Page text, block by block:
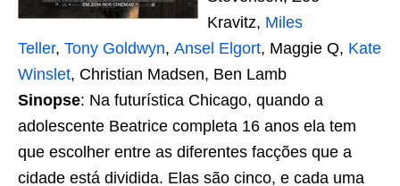
Kravitz, Miles
Teller, Tony Goldwyn, Ansel Elgort, Maggie Q, Kate
Winslet, Christian Madsen, Ben Lamb
Sinopse: Na futurística Chicago, quando a
adolescente Beatrice completa 16 anos ela tem
que escolher entre as diferentes facções que a
cidade está dividida. Elas são cinco, e cada uma